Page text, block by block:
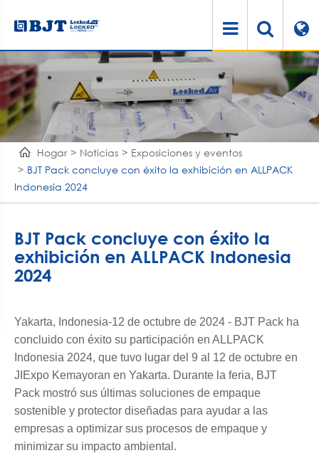
Hogar Noticias
Exposiciones y eventos
BJT Pack concluye con éxito la exhibición en ALLPACK
Indonesia 2024
BJT Pack concluye con éxito la
exhibición en ALLPACK Indonesia
2024
Yakarta, Indonesia-12 de octubre de 2024 - BJT Pack ha
concluido con éxito su participación en ALLPACK
Indonesia 2024, que tuvo lugar del 9 al 12 de octubre en
JIExpo Kemayoran en Yakarta. Durante la feria, BJT
Pack mostró sus últimas soluciones de empaque
sostenible y protector diseñadas para ayudar a las
empresas a optimizar sus procesos de empaque y
minimizar su impacto ambiental.